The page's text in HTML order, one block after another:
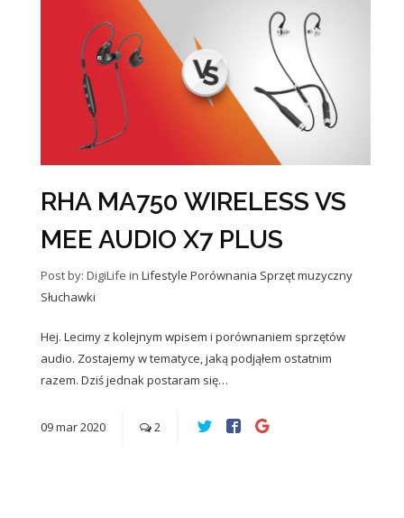
RHA MA750 WIRELESS VS
MEE AUDIO X7 PLUS
Post by: DigiLife in Lifestyle Porównania Sprzęt muzyczny
Słuchawki
Hej. Lecimy z kolejnym wpisem i porównaniem sprzętów
audio. Zostajemy w tematyce, jaką podjąłem ostatnim
razem. Dziś jednak postaram się…
09mar2020 2